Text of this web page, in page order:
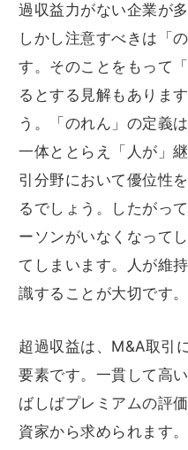
過収益力がない企業が
しかし注意すべきは「
す。そのことをもって
るとする見解もありま
う。「のれん」の定義
一体ととらえ「人が」
引分野において優位性
るでしょう。したがっ
ーソンがいなくなって
てしまいます。人が維
識することが大切です。
超過収益は、M&A取引
要素です。一貫して高
ばしばプレミアムの評
資家から求められます